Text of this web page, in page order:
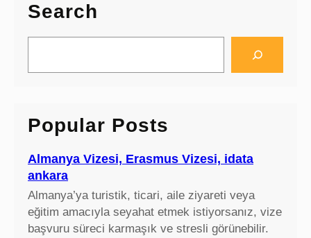
Search
a
h
Popular Posts
Almanya Vizesi, Erasmus Vizesi, idata
ankara
Almanya’ya turistik, ticari, aile ziyareti veya
eğitim amacıyla seyahat etmek istiyorsanız, vize
başvuru süreci karmaşık ve stresli görünebilir.